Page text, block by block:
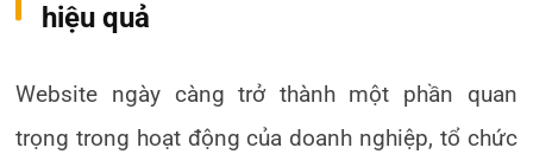
hiệu quả
Website ngày càng trở thành một phần quan
trọng trong hoạt động của doanh nghiệp, tổ chức